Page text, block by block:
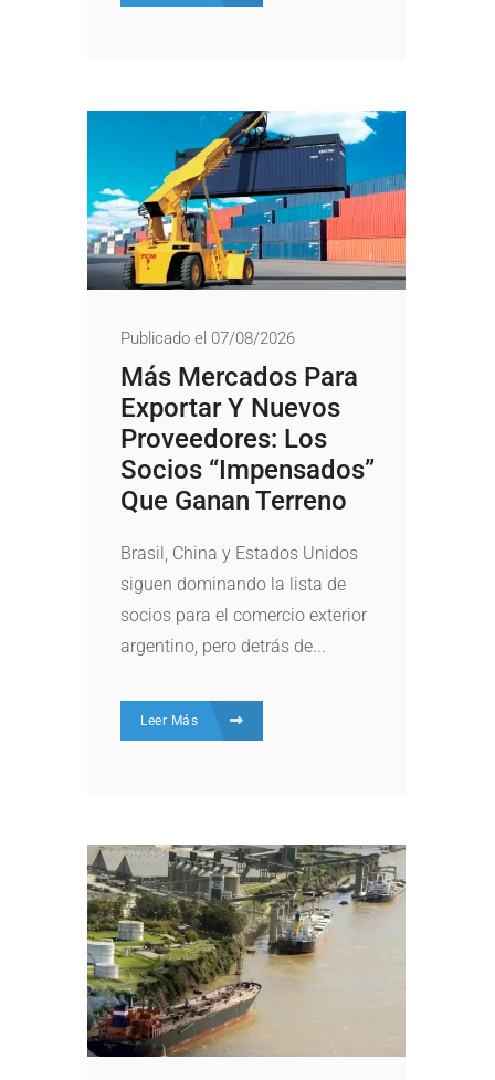
Publicado el 07/08/2026
Más Mercados Para
Exportar Y Nuevos
Proveedores: Los
Socios “impensados”
Que Ganan Terreno
Brasil, China y Estados Unidos
siguen dominando la lista de
socios para el comercio exterior
argentino, pero detrás de...
Leer Más